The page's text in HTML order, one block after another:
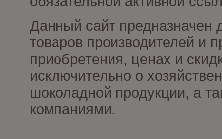
Данный сайт предназначен
товаров производителей и
приобретения, ценах и
исключительно о
шоколадной продукции, а
компаниями.